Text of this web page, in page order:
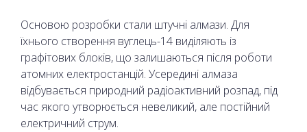
Основою розробки стали штучні алмази. Для
їхнього створення вуглець-14 виділяють із
графітових блоків, що залишаються після роботи
атомних електростанцій. Усередині алмаза
відбувається природний радіоактивний розпад, під
час якого утворюється невеликий, але постійний
електричний струм.